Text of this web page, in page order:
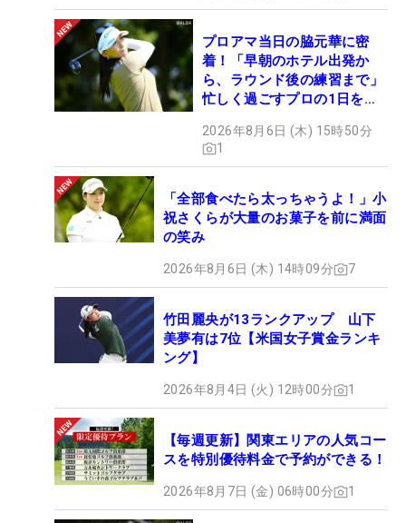
プロアマ当日の脇元華に密
着！「早朝のホテル出発か
ら、ラウンド後の練習まで」
忙しく過ごすプロの1日を公
2026年8月6日 (木) 15時50分
1
「全部食べたら太っちゃうよ！」小
祝さくらが大量のお菓子を前に満面
の笑み
2026年8月6日 (木) 14時09分 7
竹田麗央が13ランクアップ 山下
美夢有は7位【米国女子賞金ランキ
ング】
2026年8月4日 (火) 12時00分 1
【毎週更新】関東エリアの人気コー
スを特別優待料金で予約ができる！
2026年8月7日 (金) 06時00分 1